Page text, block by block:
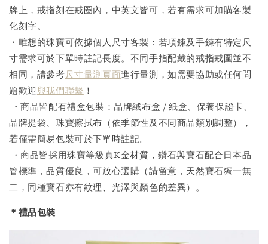
牌上，戒指刻在戒圈內，中英文皆可，若有需求可加購客製
化刻字。
・唯想的珠寶可依據個人尺寸客製：若項鍊及手鍊有特定尺
寸需求可於下單時註記長度。不同手指配戴的戒指戒圍並不
相同，請參考尺寸量測頁面進行量測，如需要協助或任何問
題歡迎與我們聯繫 ！
・商品皆配有禮盒包裝：品牌絨布盒 / 紙盒、保養保證卡、
品牌提袋、珠寶擦拭布（依季節性及不同商品類別調整），
若僅需簡易包裝可於下單時註記。
・商品皆採用珠寶等級真K金材質，鑽石與寶石配合日本品
管標準，品質優良，可放心選購（請留意，天然寶石獨一無
二，同種寶石亦有紋理、光澤與顏色的差異）。
＊禮品包裝